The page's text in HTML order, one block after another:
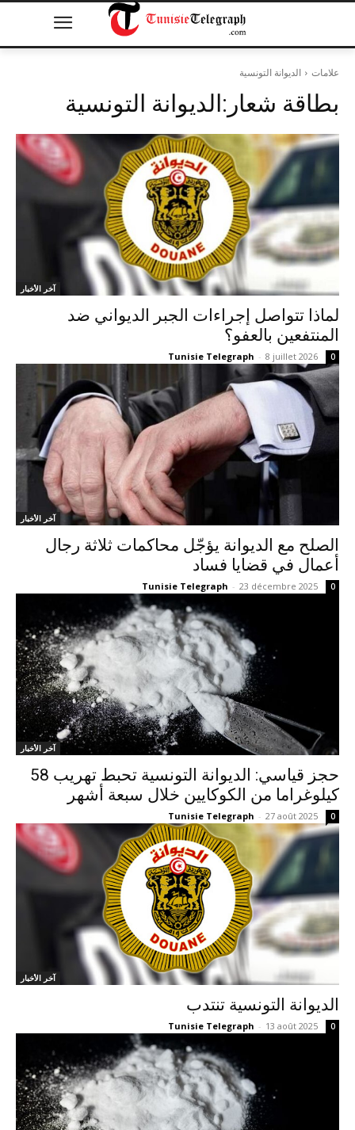
علامات الديوانة التونسية
بطاقة شعار:الديوانة التونسية
آخر الأخبار
لماذا تتواصل إجراءات الجبر الديواني ضد
المنتفعين بالعفو؟
Tunisie Telegraph - 8 juillet 2026 0
آخر الأخبار
الصلح مع الديوانة يؤجّل محاكمات ثلاثة رجال
أعمال في قضايا فساد
Tunisie Telegraph - 23 décembre 2025 0
آخر الأخبار
حجز قياسي: الديوانة التونسية تحبط تهريب 58
كيلوغراما من الكوكايين خلال سبعة أشهر
Tunisie Telegraph - 27 août 2025 0
آخر الأخبار
الديوانة التونسية تنتدب
Tunisie Telegraph - 13 août 2025 0